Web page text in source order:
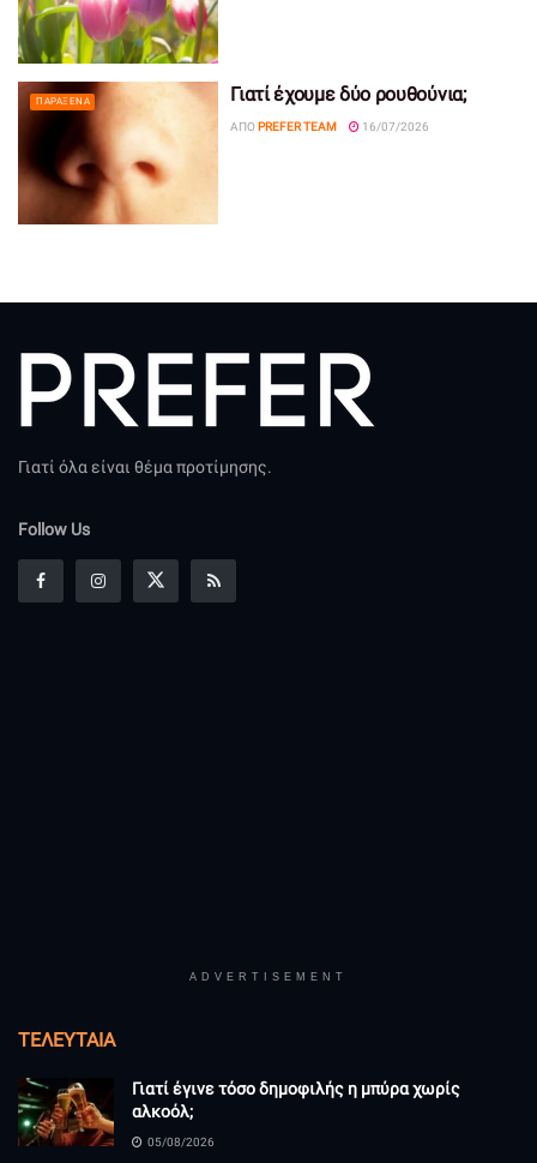
ΠΑΡΆΞΕΝΑ Γιατί έχουμε δύο ρουθούνια;
ΑΠΌ PREFER TEAM 16/07/2026
Γιατί όλα είναι θέμα προτίμησης.
Follow Us
ADVERTISEMENT
ΤΕΛΕΥΤΑΊΑ
Γιατί έγινε τόσο δημοφιλής η μπύρα χωρίς
αλκοόλ;
05/08/2026